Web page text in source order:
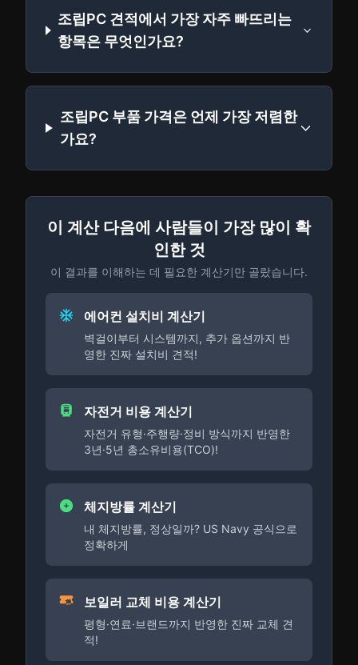
조립PC 견적에서 가장 자주 빠뜨리는
항목은 무엇인가요?
조립PC 부품 가격은 언제 가장 저렴한
가요?
이 계산 다음에 사람들이 가장 많이 확
인한 것
이 결과를 이해하는 데 필요한 계산기만 골랐습니다.
에어컨 설치비 계산기
벽걸이부터 시스템까지, 추가 옵션까지 반
영한 진짜 설치비 견적!
자전거 비용 계산기
자전거 유형·주행량·정비 방식까지 반영한
3년·5년 총소유비용(TCO)!
체지방률 계산기
내 체지방률, 정상일까? US Navy 공식으로
정확하게
보일러 교체 비용 계산기
평형·연료·브랜드까지 반영한 진짜 교체 견
적!